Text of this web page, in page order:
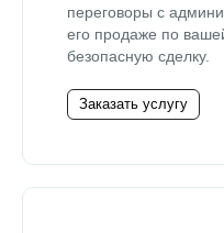
переговоры с
его продаже по
безопасную сделку.
Заказать услугу